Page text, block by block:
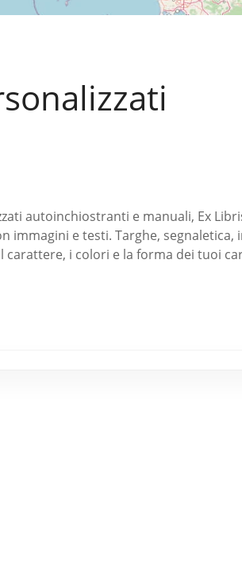
autoinchiostranti e manuali, Ex
immagini e testi. Targhe,
carattere, i colori e la forma dei tuoi